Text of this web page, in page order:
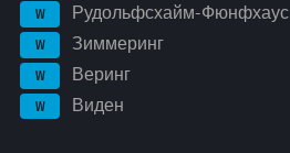
W Рудольфсхайм-Фюнфхаус
W Зиммеринг
W Веринг
W Виден